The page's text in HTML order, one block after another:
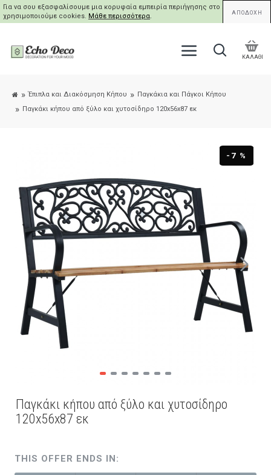
Για να σου εξασφαλίσουμε μια κορυφαία εμπειρία περιήγησης στο site μας,
χρησιμοποιούμε cookies. Μάθε περισσότερα. ΑΠΟΔΟΧΗ
ΚΑΛΑΘΙ
Έπιπλα και Διακόσμηση Κήπου
Παγκάκια και Πάγκοι Κήπου
Παγκάκι κήπου από ξύλο και χυτοσίδηρο 120x56x87 εκ
-7 %
Παγκάκι κήπου από ξύλο και χυτοσίδηρο
120x56x87 εκ
THIS OFFER ENDS IN: